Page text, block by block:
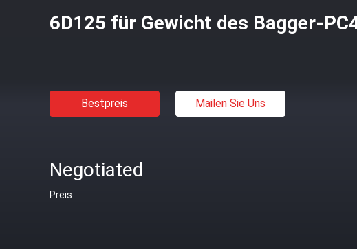
6D125 für Gewicht des Bagger-
Bestpreis Mailen Sie Uns
Negotiated
Preis